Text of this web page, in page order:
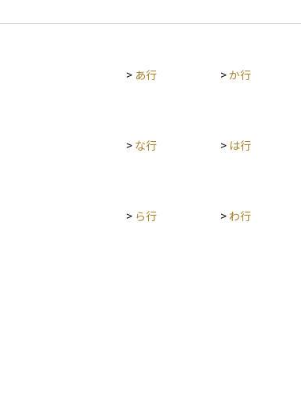
> あ行 >か行
> な行 > は行
> ら行 > わ行